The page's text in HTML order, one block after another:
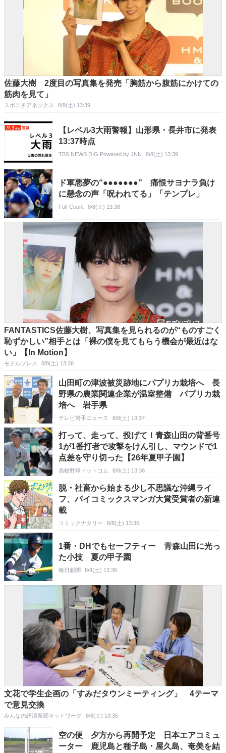
佐藤大樹 2度目の写真集を発売「胸筋から腹筋にかけての
筋肉を見て」
スポニチアネックス 8/8(土) 13:39
【レベル3大雨警報】山形県・長井市に発表
13:37時点
TBS NEWS DIG Powered by JNN 8/8(土) 13:39
ド軍悪夢の“●●●●●●●” 痛恨サヨナラ負け
に懸念の声「呪われてる」「テンプレ」
Full-Count 8/8(土) 13:38
FANTASTICS佐藤大樹、写真集を見られるのが“ものすごく
恥ずかしい”相手とは「裸の僕を見てもらう機会が最近はな
い」【In Motion】
モデルプレス 8/8(土) 13:38
山田町の津波被災跡地にパプリカ栽培へ 長
野県の農業関連企業が温室整備 パプリカ栽
培へ 岩手県
テレビ岩手ニュース 8/8(土) 13:37
打って、走って、投げて！青森山田の背番号
1が1番打者で攻撃をけん引し、マウンドで1
点差を守り切った【26年夏甲子園】
高校野球ドットコム 8/8(土) 13:36
脱・社畜から始まる少し不思議な沖縄ライ
フ、パイコミックスマンガ大賞受賞者の新連
載
コミックナタリー 8/8(土) 13:36
1番・DHでもセーフティー 青森山田に光っ
た小技 夏の甲子園
毎日新聞 8/8(土) 13:36
文花で学生企画の「すみだタウンミーティング」 4テーマ
で意見交換
みんなの経済新聞ネットワーク 8/8(土) 13:35
空の便 夕方から再開予定 日本エアコミュ
ーター 鹿児島と種子島・屋久島、奄美を結